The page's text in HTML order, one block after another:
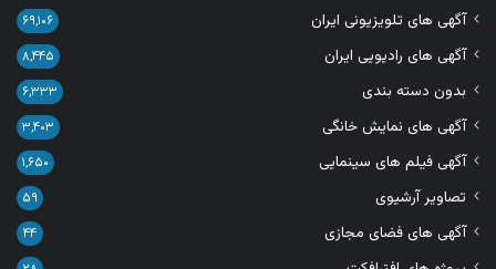
آگهی های تلویزیونی ایران ۶۹,۱۰۶
آگهی های رادیویی ایران ۸,۴۴۵
بدون دسته بندی ۶,۳۳۳
آگهی های نمایش خانگی ۳,۴۰۳
آگهی فیلم های سینمایی ۱,۶۵۰
تصاویر آرشیوی ۵۹
آگهی های فضای مجازی ۴۴